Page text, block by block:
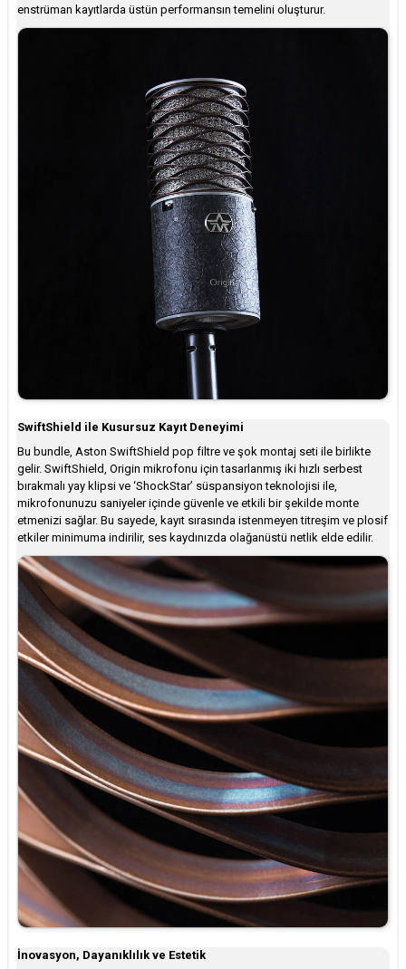
enstrüman kayıtlarda üstün performansın temelini oluşturur.
SwiftShield ile Kusursuz Kayıt Deneyimi
Bu bundle, Aston SwiftShield pop filtre ve şok montaj seti ile birlikte
gelir. SwiftShield, Origin mikrofonu için tasarlanmış iki hızlı serbest
bırakmalı yay klipsi ve ‘ShockStar’ süspansiyon teknolojisi ile,
mikrofonunuzu saniyeler içinde güvenle ve etkili bir şekilde monte
etmenizi sağlar. Bu sayede, kayıt sırasında istenmeyen titreşim ve plosif
etkiler minimuma indirilir, ses kaydınızda olağanüstü netlik elde edilir.
İnovasyon, Dayanıklılık ve Estetik